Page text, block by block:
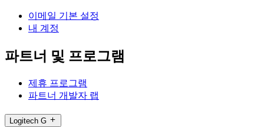
이메일 기본 설정
내 계정
파트너 및 프로그램
제휴 프로그램
파트너 개발자 랩
Logitech G